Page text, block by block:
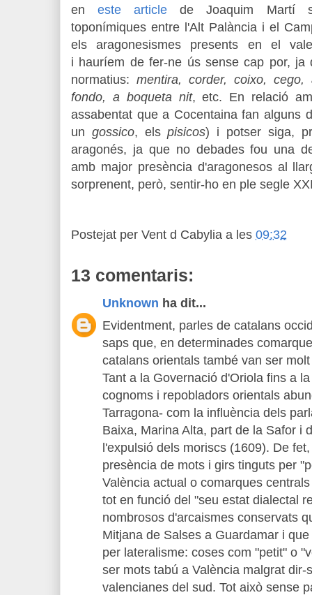
eneste article de Joaquim Martí
toponímiques entre l'Alt Palància i el
els aragonesismes presents en el
i hauríem de fer-ne ús sense cap por, ja
normatius: mentira, corder, coixo, cego,
fondo, a boqueta nit, etc. En relació
assabentat que a Cocentaina fan alguns
un gossico, elspisicos) i potser siga,
aragonés, ja que no debades fou una
amb major presència d'aragonesos al
sorprenent, però, sentir-ho en ple segle
Postejat per Vent d Cabylia a les 09:32
13 comentaris:
Unknown ha dit...
Evidentment, parles de catalans
saps que, en determinades
catalans orientals també van ser
Tant a la Governació d'Oriola fins a
cognoms i repobladors orientals
Tarragona- com la influència dels
Baixa, Marina Alta, part de la Safor i
l'expulsió dels moriscs (1609). De
presència de mots i girs tinguts per
València actual o comarques
tot en funció del "seu estat dialectal
nombrosos d'arcaismes conservats
Mitjana de Salses a Guardamar i
per lateralisme: coses com "petit" o
ser mots tabú a València malgrat
valencianes del sud. Tot això sense